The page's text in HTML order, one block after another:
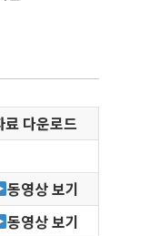
료 다운로드
동영상 보기
동영상 보기